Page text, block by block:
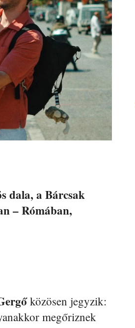
dala, a Bárcsak
– Rómában,
közösen jegyzik:
megőriznek